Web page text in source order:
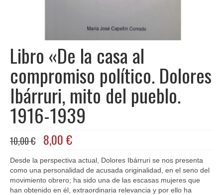
Libro «De la casa al
compromiso político. Dolores
Ibárruri, mito del pueblo.
1916-1939
10,00€ El
precio
original
era:
10,00 €.
8,00€El
precio
actual
es:
8,00 €.
Desde la perspectiva actual, Dolores Ibárruri se nos presenta
como una personalidad de acusada originalidad, en el seno del
movimiento obrero; ha sido una de las escasas mujeres que
han obtenido en él, extraordinaria relevancia y por ello ha